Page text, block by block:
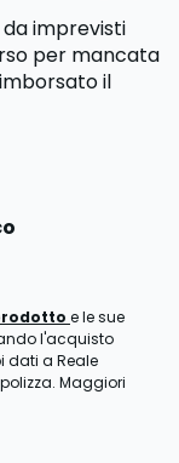
imprevisti
per mancata
il
e le sue
l'acquisto
dati a Reale
Maggiori